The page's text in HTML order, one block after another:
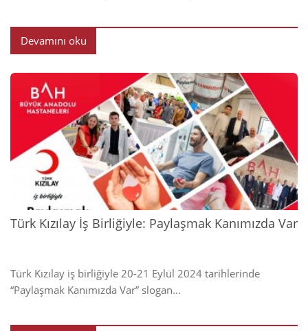
Devamını oku
2024
Türk Kızılay İş Birliğiyle: Paylaşmak Kanımızda Var
Türk Kızılay iş birliğiyle 20-21 Eylül 2024 tarihlerinde
“Paylaşmak Kanımızda Var” slogan...